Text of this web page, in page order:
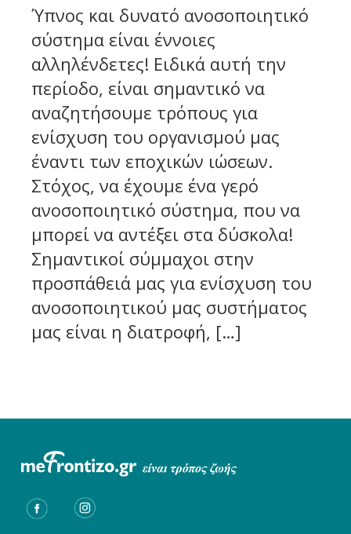
Ύπνος και δυνατό ανοσοποιητικό
σύστημα είναι έννοιες
αλληλένδετες! Ειδικά αυτή την
περίοδο, είναι σημαντικό να
αναζητήσουμε τρόπους για
ενίσχυση του οργανισμού μας
έναντι των εποχικών ιώσεων.
Στόχος, να έχουμε ένα γερό
ανοσοποιητικό σύστημα, που να
μπορεί να αντέξει στα δύσκολα!
Σημαντικοί σύμμαχοι στην
προσπάθειά μας για ενίσχυση του
ανοσοποιητικού μας συστήματος
μας είναι η διατροφή, […]